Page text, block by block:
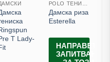
T Lady-
Дамска риза
Esterella
НАПРАВЕТЕ
ЗАПИТВАНЕ